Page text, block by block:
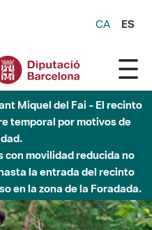
CA ES
Miquel del Fai - El recinto
temporal por motivos de
con movilidad reducida no
la entrada del recinto
en la zona de la Foradada.